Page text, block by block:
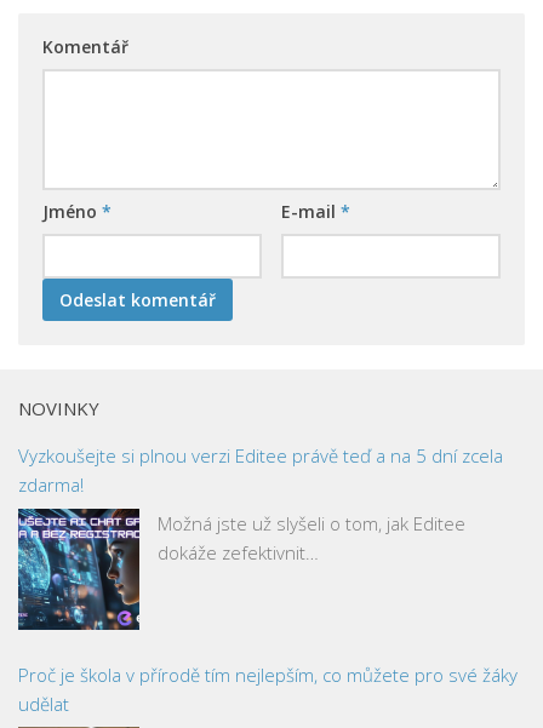
Komentář
Jméno * E-mail *
NOVINKY
Vyzkoušejte si plnou verzi Editee právě teď a na 5 dní zcela
zdarma!
Možná jste už slyšeli o tom, jak Editee
dokáže zefektivnit…
Proč je škola v přírodě tím nejlepším, co můžete pro své žáky
udělat